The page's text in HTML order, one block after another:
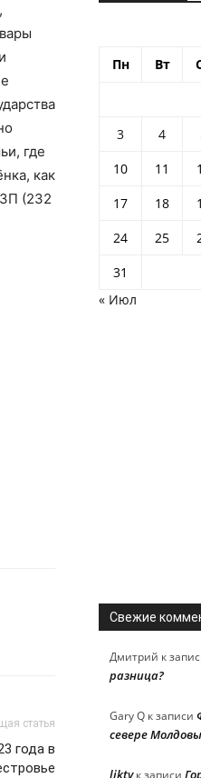
где
как
(232
статья
года в
Пн Вт
3
4
10
11
17
18
24
25
31
« Июл
Свежие
Дмитрий к
разница?
Gary Q к записи
севере Молдовы
liktvк записи